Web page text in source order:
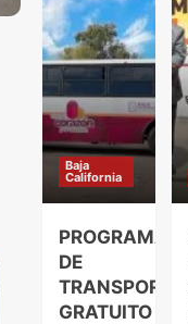
Baja
California
PROGRAMA
DE
TRANSPORTE
GRATUITO